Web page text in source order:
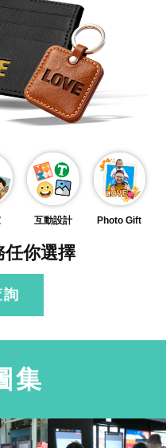
互動設計 Photo Gift
任你選擇
詢
集